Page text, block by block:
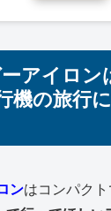
アイロン
機の旅行
ンはコンパク